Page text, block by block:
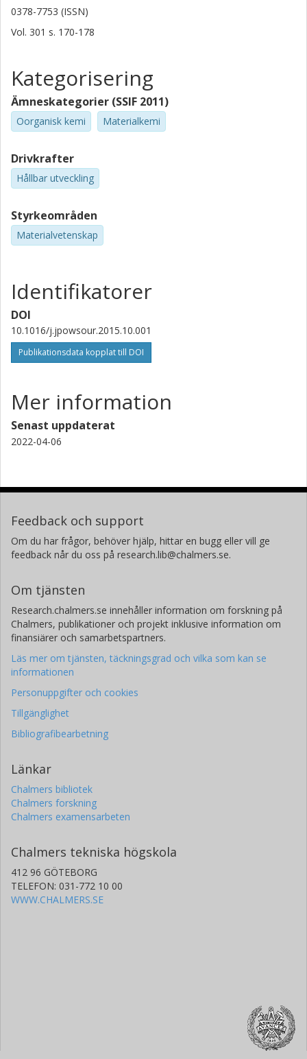
0378-7753 (ISSN)
Vol. 301 s. 170-178
Kategorisering
Ämneskategorier (SSIF 2011)
Oorganisk kemi Materialkemi
Drivkrafter
Hållbar utveckling
Styrkeområden
Materialvetenskap
Identifikatorer
DOI
10.1016/j.jpowsour.2015.10.001
Publikationsdata kopplat till DOI
Mer information
Senast uppdaterat
2022-04-06
Feedback och support
Om du har frågor, behöver hjälp, hittar en bugg eller vill ge
feedback når du oss på research.lib@chalmers.se.
Om tjänsten
Research.chalmers.se innehåller information om forskning på
Chalmers, publikationer och projekt inklusive information om
finansiärer och samarbetspartners.
Läs mer om tjänsten, täckningsgrad och vilka som kan se
informationen
Personuppgifter och cookies
Tillgänglighet
Bibliografibearbetning
Länkar
Chalmers bibliotek
Chalmers forskning
Chalmers examensarbeten
Chalmers tekniska högskola
412 96 GÖTEBORG
TELEFON: 031-772 10 00
WWW.CHALMERS.SE